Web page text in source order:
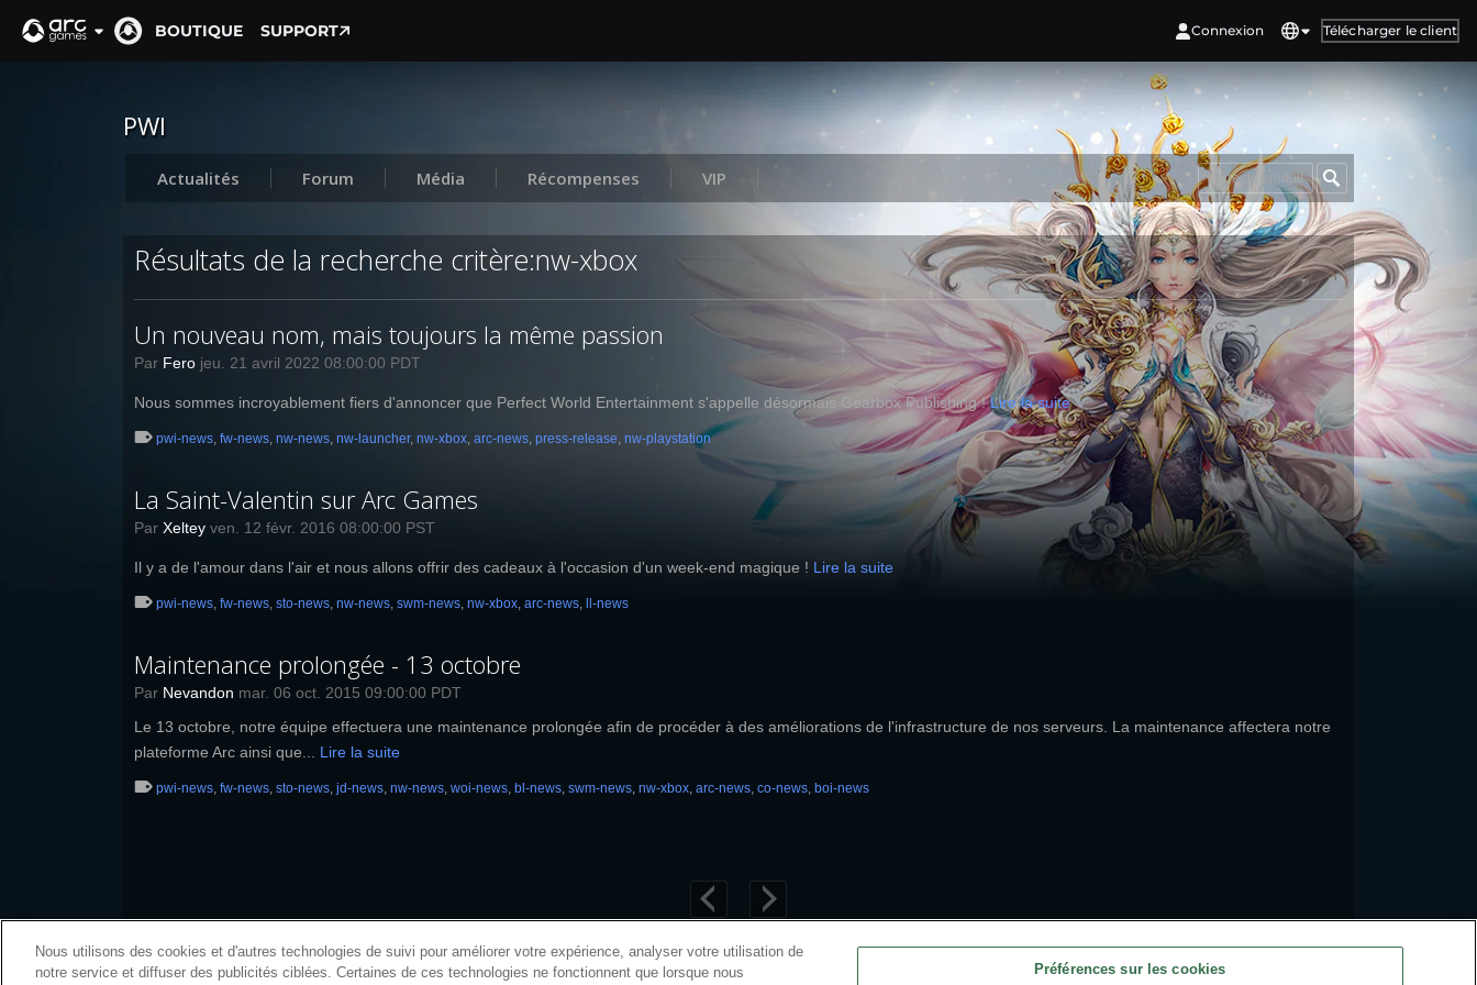
BOUTIQUE SUPPORT Connexion Télécharger le client
PWI
Actualités Forum Média Récompenses VIP Page du produit
Résultats de la recherche critère:nw-xbox
Un nouveau nom, mais toujours la même passion
Par Fero jeu. 21 avril 2022 08:00:00 PDT
Nous sommes incroyablement fiers d'annoncer que Perfect World Entertainment s'appelle désormais Gearbox Publishing !Lire la suite
pwi-news, fw-news, nw-news, nw-launcher, nw-xbox, arc-news, press-release, nw-playstation
La Saint-Valentin sur Arc Games
Par Xeltey ven. 12 févr. 2016 08:00:00 PST
Il y a de l'amour dans l'air et nous allons offrir des cadeaux à l'occasion d'un week-end magique ! Lire la suite
pwi-news, fw-news, sto-news, nw-news, swm-news, nw-xbox, arc-news, ll-news
Maintenance prolongée - 13 octobre
Par Nevandon mar. 06 oct. 2015 09:00:00 PDT
Le 13 octobre, notre équipe effectuera une maintenance prolongée afin de procéder à des améliorations de l'infrastructure de nos serveurs. La maintenance affectera notre
plateforme Arc ainsi que... Lire la suite
pwi-news, fw-news, sto-news, jd-news, nw-news, woi-news, bl-news, swm-news, nw-xbox, arc-news, co-news, boi-news
Nous utilisons des cookies et d'autres technologies de suivi pour améliorer votre expérience, analyser votre utilisation de
notre service et diffuser des publicités ciblées. Certaines de ces technologies ne fonctionnent que lorsque nous
Préférences sur les cookies